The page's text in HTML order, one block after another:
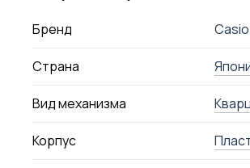
Бренд Casio
Страна
Вид механизма
Корпус